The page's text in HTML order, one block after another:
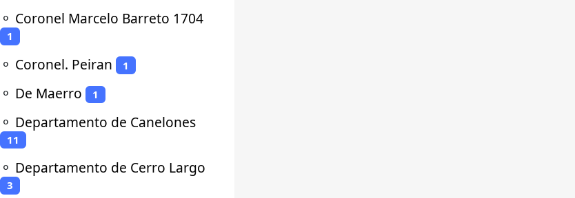
⚬ Coronel Marcelo Barreto 1704
1
⚬ Coronel. Peiran 1
⚬ De Maerro 1
⚬ Departamento de Canelones
11
⚬ Departamento de Cerro Largo
3